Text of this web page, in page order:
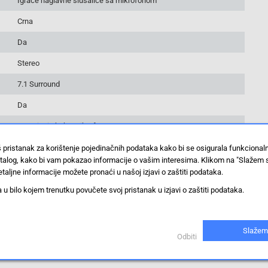
Crna
Da
Stereo
7.1 Surround
Da
Smanjenje buke mikrofona
Playstation 4
Bluetooth
Da
pristanak za korištenje pojedinačnih podataka kako bi se osigurala
kako bi vam pokazao informacije o vašim interesima. Klikom na "Slažem
informacije možete pronaći u našoj izjavi o zaštiti podataka.
u bilo kojem trenutku povučete svoj pristanak u izjavi o zaštiti podataka.
Odbiti